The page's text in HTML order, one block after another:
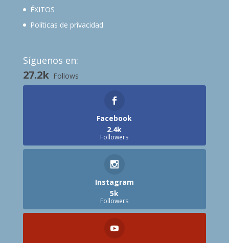
ÉXITOS
Políticas de privacidad
Síguenos en:
27.2k Follows
Facebook
2.4k
Followers
Instagram
5k
Followers